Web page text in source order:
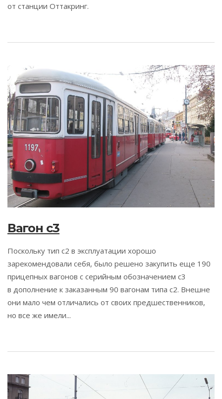
от станции Оттакринг.
Вагон c3
Поскольку тип c2 в эксплуатации хорошо
зарекомендовали себя, было решено закупить еще 190
прицепных вагонов с серийным обозначением c3
в дополнение к заказанным 90 вагонам типа c2. Внешне
они мало чем отличались от своих предшественников,
но все же имели...